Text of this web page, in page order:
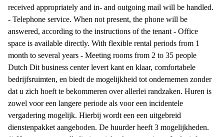
received appropriately and in- and outgoing mail will be handled.
- Telephone service. When not present, the phone will be
answered, according to the instructions of the tenant - Office
space is available directly. With flexible rental periods from 1
month to several years - Meeting rooms from 2 to 35 people
Dutch Dit business center levert kant en klaar, comfortabele
bedrijfsruimten, en biedt de mogelijkheid tot ondernemen zonder
dat u zich hoeft te bekommeren over allerlei randzaken. Huren is
zowel voor een langere periode als voor een incidentele
vergadering mogelijk. Hierbij wordt een een uitgebreid
dienstenpakket aangeboden. De huurder heeft 3 mogelijkheden.